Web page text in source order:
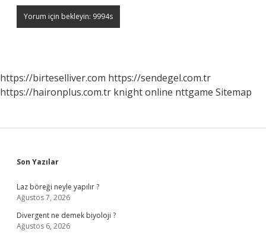
https://birteselliver.com https://sendegel.com.tr
https://haironplus.com.tr knight online nttgame Sitemap
Sidebar
Son Yazılar
Laz böreği neyle yapılır ?
Ağustos 7, 2026
Divergent ne demek biyoloji ?
Ağustos 6, 2026